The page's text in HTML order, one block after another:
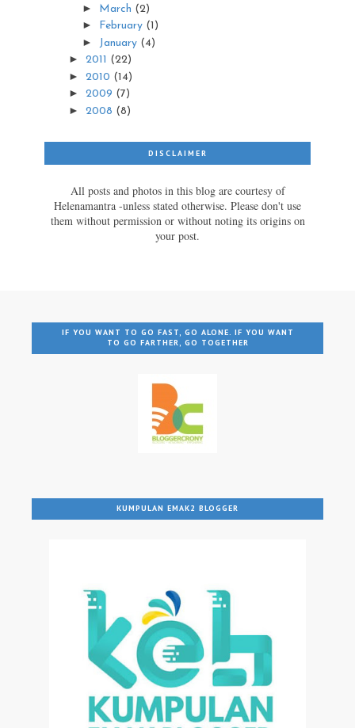
► March (2)
► February (1)
► January (4)
►2011 (22)
►2010 (14)
►2009 (7)
►2008 (8)
DISCLAIMER
All posts and photos in this blog are courtesy of
Helenamantra -unless stated otherwise. Please don't use
them without permission or without noting its origins on
your post.
IF YOU WANT TO GO FAST, GO ALONE. IF YOU WANT
TO GO FARTHER, GO TOGETHER
KUMPULAN EMAK2 BLOGGER